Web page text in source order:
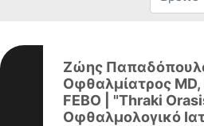
Ζώης
Οφθαλμίατρος MD,
FEBO | "Thraki
Οφθαλμολογικό